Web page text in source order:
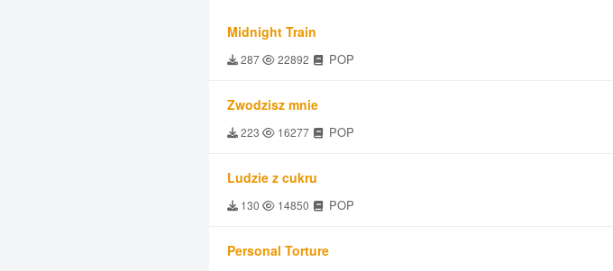
Midnight Train
287 22892 POP
Zwodzisz mnie
223 16277 POP
Ludzie z cukru
130 14850 POP
Personal Torture